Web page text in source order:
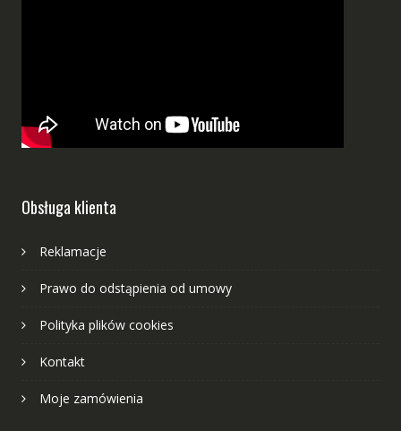
Obsługa klienta
Reklamacje
Prawo do odstąpienia od umowy
Polityka plików cookies
Kontakt
Moje zamówienia